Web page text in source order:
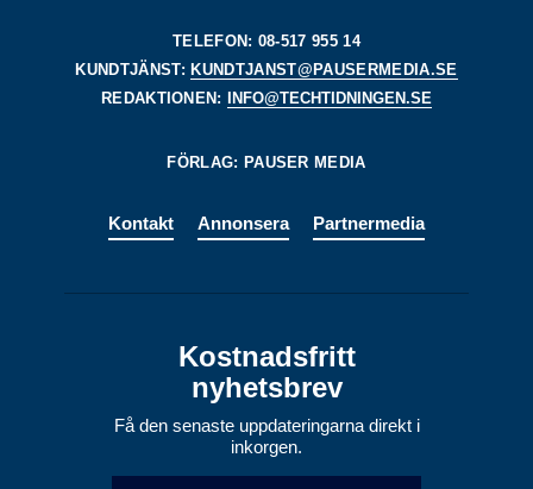
TELEFON: 08-517 955 14
KUNDTJÄNST: KUNDTJANST@PAUSERMEDIA.SE
REDAKTIONEN:
INFO@TECHTIDNINGEN.SE
FÖRLAG: PAUSER MEDIA
Kontakt Annonsera Partnermedia
Kostnadsfritt
nyhetsbrev
Få den senaste uppdateringarna direkt i
inkorgen.